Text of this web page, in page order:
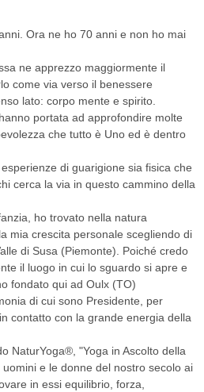
Ora ne ho 70 anni e non ho mai
ne apprezzo maggiormente il
come via verso il benessere
lato: corpo mente e spirito.
portata ad approfondire molte
che tutto è Uno ed è dentro
di guarigione sia fisica che
cerca la via in questo cammino della
ho trovato nella natura
mia crescita personale scegliendo di
di Susa (Piemonte). Poiché credo
il luogo in cui lo sguardo si apre e
fondato qui ad Oulx (TO)
di cui sono Presidente, per
contatto con la grande energia della
NaturYoga®, "Yoga in Ascolto della
e le donne del nostro secolo ai
in essi equilibrio, forza,